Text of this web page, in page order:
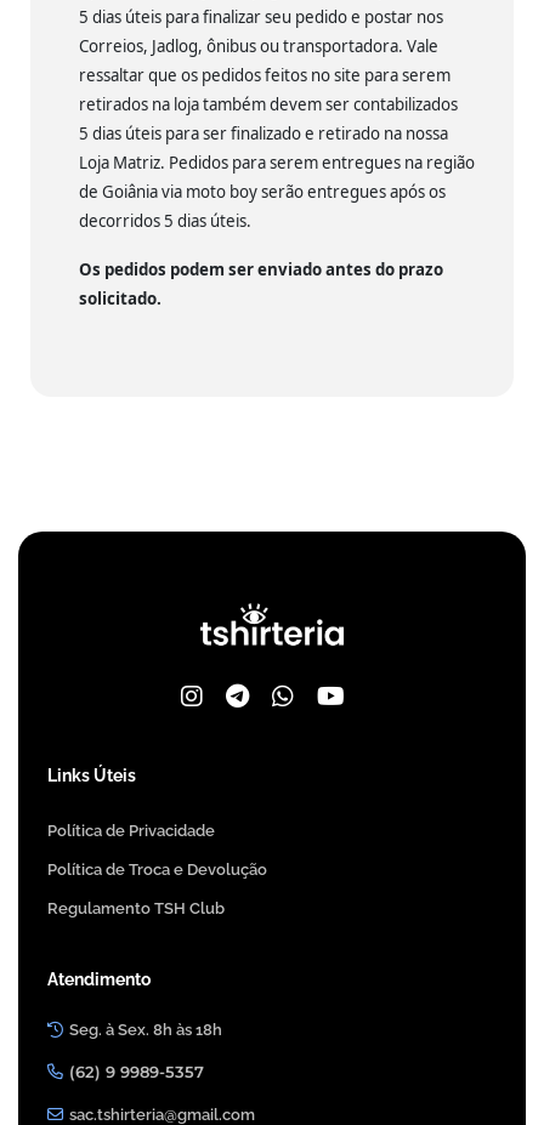
5 dias úteis para finalizar seu pedido e postar nos
Correios, Jadlog, ônibus ou transportadora. Vale
ressaltar que os pedidos feitos no site para serem
retirados na loja também devem ser contabilizados
5 dias úteis para ser finalizado e retirado na nossa
Loja Matriz. Pedidos para serem entregues na região
de Goiânia via moto boy serão entregues após os
decorridos 5 dias úteis.
Os pedidos podem ser enviado antes do prazo
solicitado.
Links Úteis
Política de Privacidade
Política de Troca e Devolução
Regulamento TSH Club
Atendimento
Seg. à Sex. 8h às 18h
(62) 9 9989-5357
sac.tshirteria@gmail.com